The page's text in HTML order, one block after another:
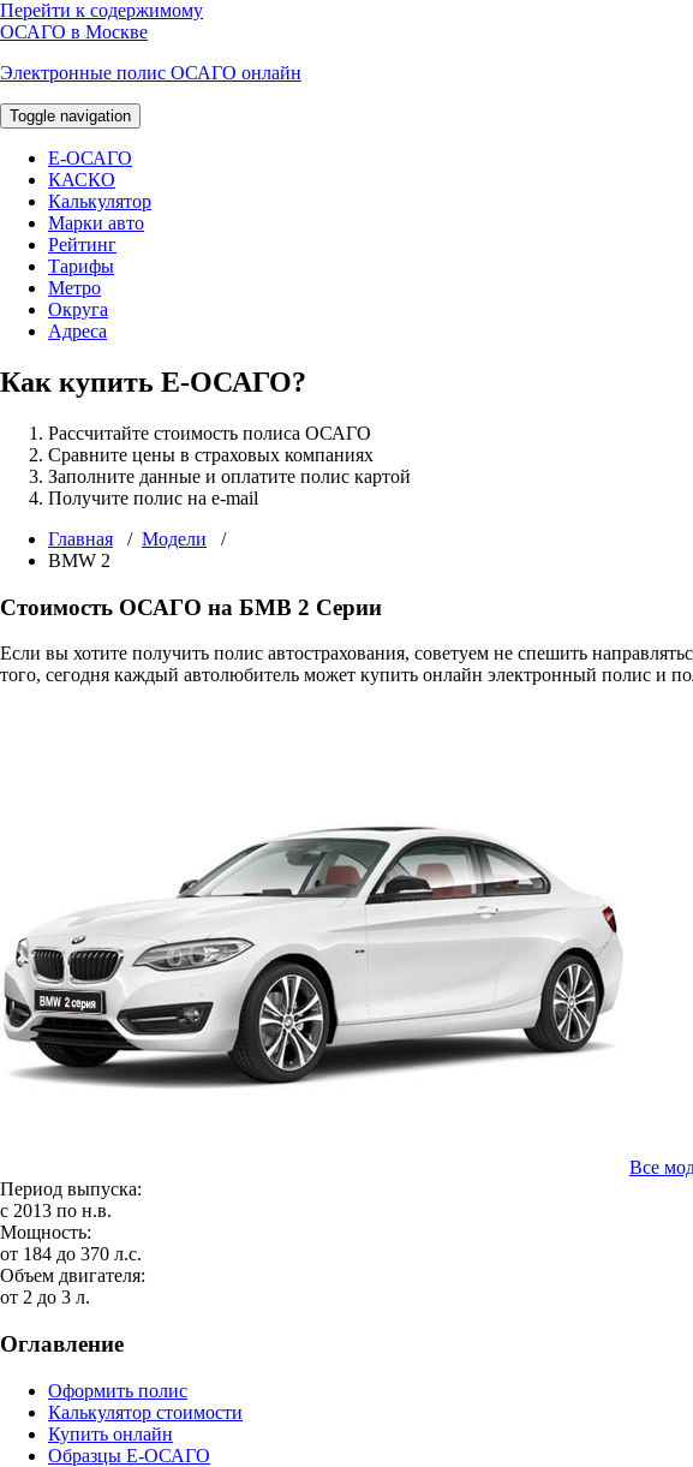
Перейти к содержимому
ОСАГО в Москве
Электронные полис ОСАГО онлайн
Toggle navigation
E-ОСАГО
КАСКО
Калькулятор
Марки авто
Рейтинг
Тарифы
Метро
Округа
Адреса
Как купить Е-ОСАГО?
Рассчитайте стоимость полиса ОСАГО
Сравните цены в страховых компаниях
Заполните данные и оплатите полис картой
Получите полис на e-mail
Главная / Модели /
BMW 2
Стоимость ОСАГО на БМВ 2 Серии
Если вы хотите получить полис автострахования, советуем не спешить
того, сегодня каждый автолюбитель может купить онлайн электронный полис и
Все
Период выпуска:
с 2013 по н.в.
Мощность:
от 184 до 370 л.с.
Объем двигателя:
от 2 до 3 л.
Оглавление
Оформить полис
Калькулятор стоимости
Купить онлайн
Образцы Е-ОСАГО